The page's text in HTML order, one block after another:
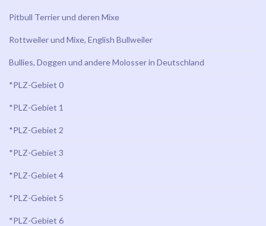
Pitbull Terrier und deren Mixe
Rottweiler und Mixe, English Bullweiler
Bullies, Doggen und andere Molosser in Deutschland
*PLZ-Gebiet 0
*PLZ-Gebiet 1
*PLZ-Gebiet 2
*PLZ-Gebiet 3
*PLZ-Gebiet 4
*PLZ-Gebiet 5
*PLZ-Gebiet 6